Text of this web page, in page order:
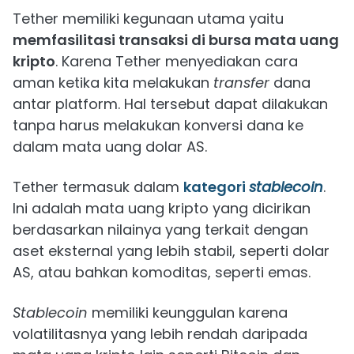
Tether memiliki kegunaan utama yaitu
memfasilitasi transaksi di bursa mata uang
kripto. Karena Tether menyediakan cara
aman ketika kita melakukan transfer dana
antar platform. Hal tersebut dapat dilakukan
tanpa harus melakukan konversi dana ke
dalam mata uang dolar AS.
Tether termasuk dalam kategori stablecoin.
Ini adalah mata uang kripto yang dicirikan
berdasarkan nilainya yang terkait dengan
aset eksternal yang lebih stabil, seperti dolar
AS, atau bahkan komoditas, seperti emas.
Stablecoin memiliki keunggulan karena
volatilitasnya yang lebih rendah daripada